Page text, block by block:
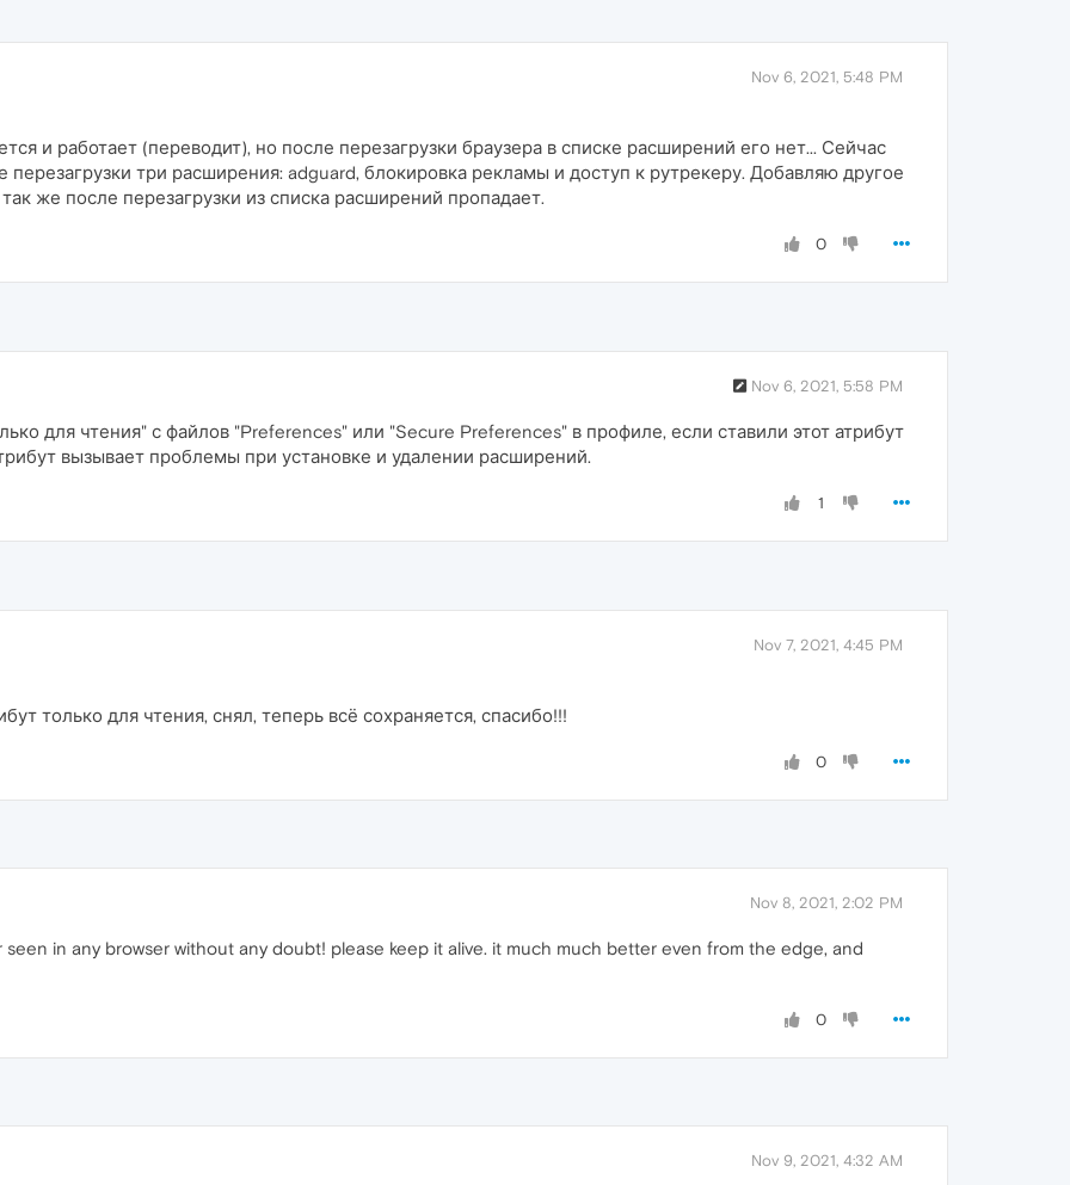
Nov 6, 2021, 5:48 PM
и работает (переводит), но после перезагрузки браузера в списке расширений его нет... Сейчас
три расширения: adguard, блокировка рекламы и доступ к рутрекеру. Добавляю другое
же после перезагрузки из списка расширений пропадает.
0
Nov 6, 2021, 5:58 PM
для чтения" с файлов "Preferences" или "Secure Preferences" в профиле, если ставили этот атрибут
вызывает проблемы при установке и удалении расширений.
1
Nov 7, 2021, 4:45 PM
только для чтения, снял, теперь всё сохраняется, спасибо!!!
0
Nov 8, 2021, 2:02 PM
in any browser without any doubt! please keep it alive. it much much better even from the edge, and
0
Nov 9, 2021, 4:32 AM